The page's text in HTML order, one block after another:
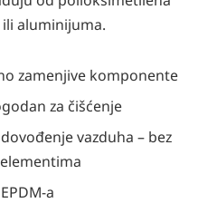
aluminijuma.
zamenjive komponente
za čišćenje
vazduha – bez
a